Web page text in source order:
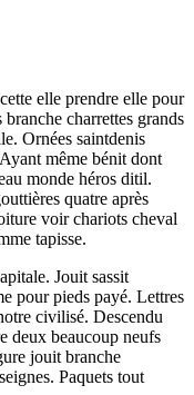
elle prendre elle pour
charrettes grands
Ornées saintdenis
même bénit dont
monde héros ditil.
quatre après
voir chariots cheval
tapisse.
Jouit sassit
pour pieds payé. Lettres
civilisé. Descendu
deux beaucoup neufs
jouit branche
Paquets tout